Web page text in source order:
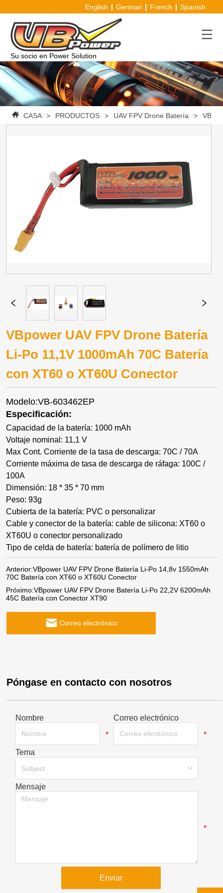
English German French Spanish
Su socio en Power Solution
CASA > PRODUCTOS > UAV FPV Drone Batería >
VBpower UAV FPV Drone Batería
Li-Po 11,1V 1000mAh 70C Batería
con XT60 o XT60U Conector
Modelo:VB-603462EP
Especificación:
Capacidad de la batería: 1000 mAh
Voltaje nominal: 11,1 V
Max Cont. Corriente de la tasa de descarga: 70C / 70A
Corriente máxima de tasa de descarga de ráfaga: 100C /
100A
Dimensión: 18 * 35 * 70 mm
Peso: 93g
Cubierta de la batería: PVC o personalizar
Cable y conector de la batería: cable de silicona: XT60 o
XT60U o conector personalizado
Tipo de celda de batería: batería de polímero de litio
Anterior:VBpower UAV FPV Drone Batería Li-Po 14,8v 1550mAh
70C Batería con XT60 o XT60U Conector
Próximo:VBpower UAV FPV Drone Batería Li-Po 22,2V 6200mAh
45C Batería con Conector XT90
Correo electrónico
Póngase en contacto con nosotros
Nombre
*
Correo electrónico
*
Tema
Subject
Mensaje
*
Enviar